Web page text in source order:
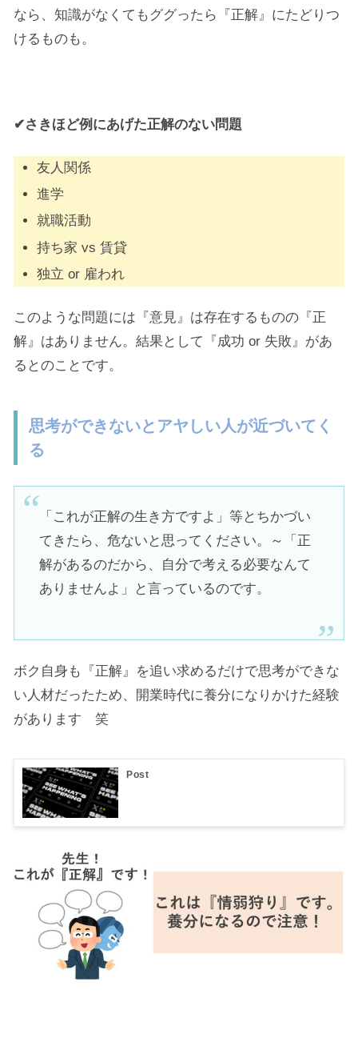
なら、知識がなくてもググったら『正解』にたどりつ
けるものも。
✔さきほど例にあげた正解のない問題
友人関係
進学
就職活動
持ち家 vs 賃貸
独立 or 雇われ
このような問題には『意見』は存在するものの『正
解』はありません。結果として『成功 or 失敗』があ
るとのことです。
思考ができないとアヤしい人が近づいてく
る
「これが正解の生き方ですよ」等とちかづい
てきたら、危ないと思ってください。～「正
解があるのだから、自分で考える必要なんて
ありませんよ」と言っているのです。
ボク自身も『正解』を追い求めるだけで思考ができな
い人材だったため、開業時代に養分になりかけた経験
があります 笑
Post